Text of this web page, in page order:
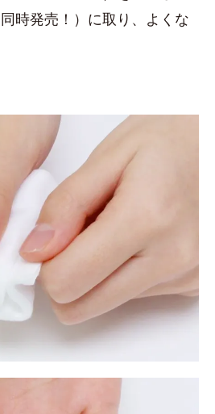
時発売！）に取り、よくな